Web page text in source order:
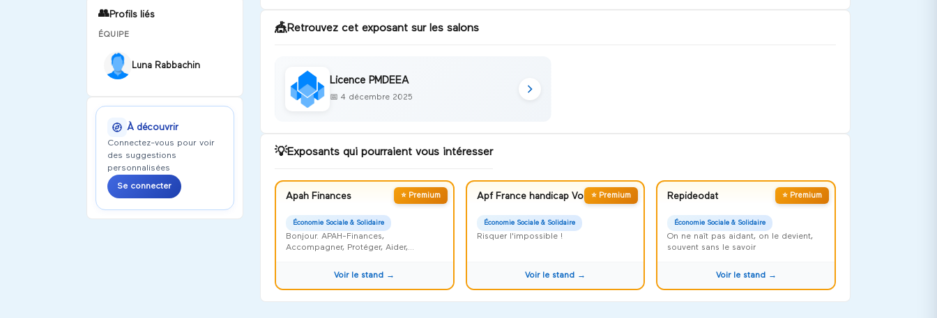
👥Profils liés
ÉQUIPE
Luna Rabbachin
À découvrir
Connectez-vous pour voir
des suggestions
personnalisées
Se connecter
🎪Retrouvez cet exposant sur les salons
Licence PMDEEA
📅 4 décembre 2025
💡Exposants qui pourraient vous intéresser
⭐ Premium
Apah Finances
Économie Sociale & Solidaire
Bonjour. APAH-Finances,
Accompagner, Protéger, Aider,
Voir le stand →
⭐ Premium
Apf France handicap Vosges
Économie Sociale & Solidaire
Risquer l'impossible !
Voir le stand →
⭐ Premium
Repideodat
Économie Sociale & Solidaire
On ne naît pas aidant, on le devient,
souvent sans le savoir
Voir le stand →